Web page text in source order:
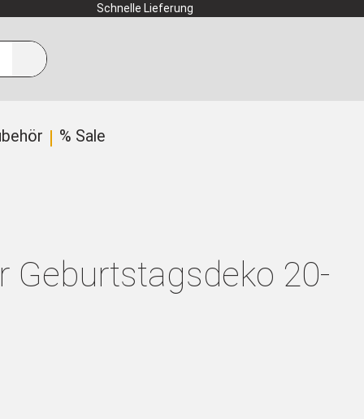
Schnelle Lieferung
% Sale
Geburtstagsdeko 20-